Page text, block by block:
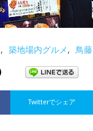
, 築地場内グルメ, 鳥藤
Twitterでシェア